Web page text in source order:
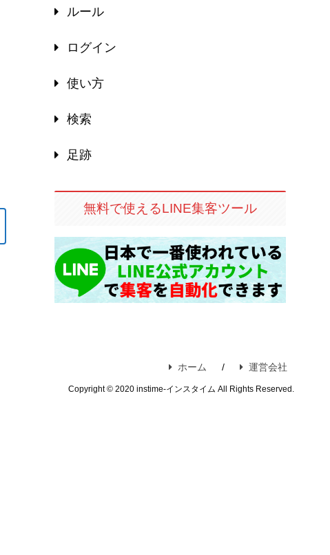
ルール
ログイン
使い方
検索
足跡
無料で使えるLINE集客ツール
ホーム 運営会社
Copyright © 2020 instime-インスタイム All Rights Reserved.